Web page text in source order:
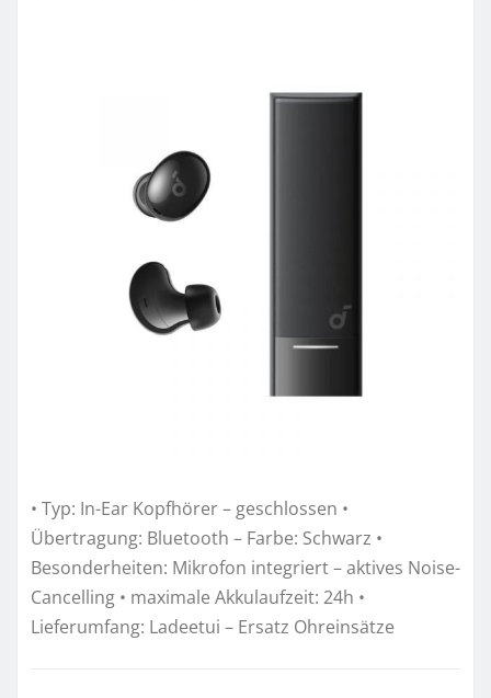
• Typ: In-Ear Kopfhörer – geschlossen •
Übertragung: Bluetooth – Farbe: Schwarz •
Besonderheiten: Mikrofon integriert – aktives Noise-
Cancelling • maximale Akkulaufzeit: 24h •
Lieferumfang: Ladeetui – Ersatz Ohreinsätze